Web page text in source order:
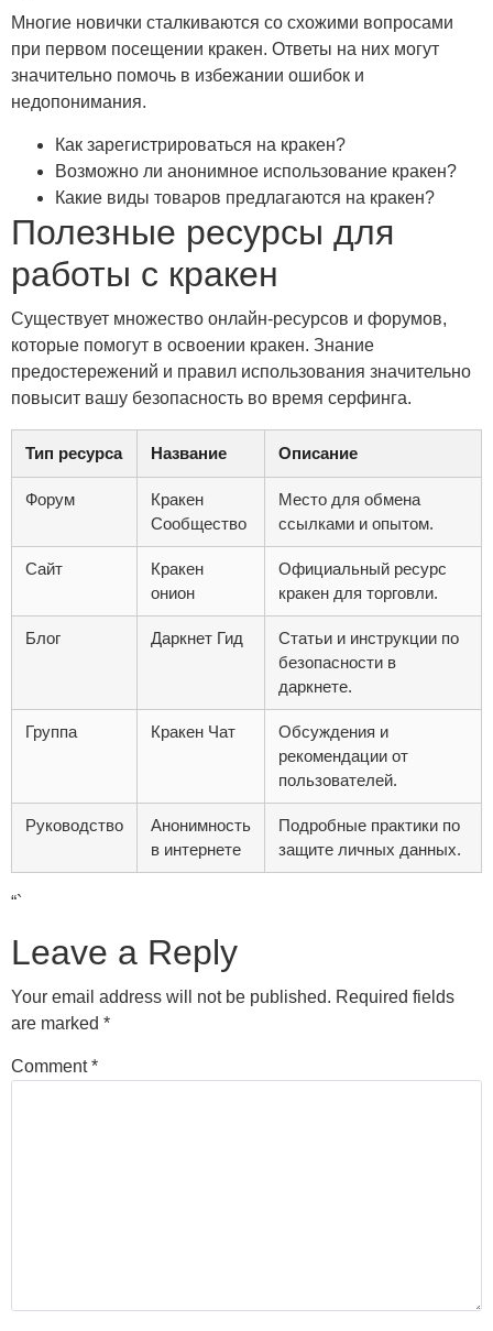
Многие новички сталкиваются со схожими вопросами
при первом посещении кракен. Ответы на них могут
значительно помочь в избежании ошибок и
недопонимания.
Как зарегистрироваться на кракен?
Возможно ли анонимное использование кракен?
Какие виды товаров предлагаются на кракен?
Полезные ресурсы для
работы с кракен
Существует множество онлайн-ресурсов и форумов,
которые помогут в освоении кракен. Знание
предостережений и правил использования значительно
повысит вашу безопасность во время серфинга.
Тип ресурса Название Описание
Форум
Кракен
Сообщество
Место для обмена
ссылками и опытом.
Сайт
Кракен
онион
Официальный ресурс
кракен для торговли.
Блог Даркнет Гид
Статьи и инструкции по
безопасности в
даркнете.
Группа Кракен Чат
Обсуждения и
рекомендации от
пользователей.
Руководство
Анонимность
в интернете
Подробные практики по
защите личных данных.
“`
Leave a Reply
Your email address will not be published. Required fields
are marked *
Comment*